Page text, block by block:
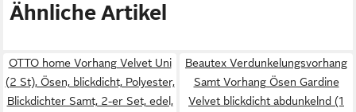
Ähnliche Artikel
OTTO home Vorhang Velvet Uni
(2 St), Ösen, blickdicht, Polyester,
Blickdichter Samt, 2-er Set, edel,
Beautex Verdunkelungsvorhang
Samt Vorhang Ösen Gardine
Velvet blickdicht abdunkelnd (1